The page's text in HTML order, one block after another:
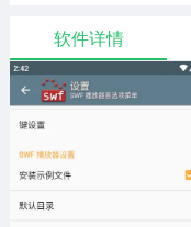
仙侠手游
485款应用
三国游戏
3934款应用
软件详情